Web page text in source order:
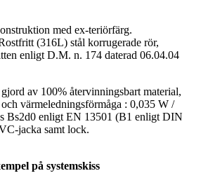
med ex-teriörfärg.
(316L) stål korrugerade rör,
enligt D.M. n. 174 daterad 06.04.04
av 100% återvinningsbart material,
värmeledningsförmåga : 0,035 W /
Bs2d0 enligt EN 13501 (B1 enligt DIN
jacka samt lock.
på systemskiss